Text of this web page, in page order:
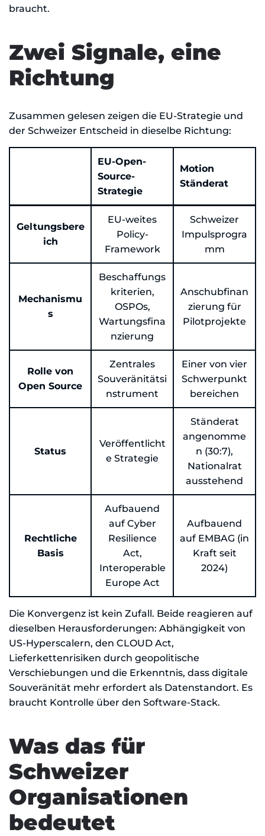
braucht.
Zwei Signale, eine
Richtung
Zusammen gelesen zeigen die EU-Strategie und
der Schweizer Entscheid in dieselbe Richtung:
EU-Open-
Source-
Strategie
Motion
Ständerat
Geltungsbere
ich
EU-weites
Policy-
Framework
Schweizer
Impulsprogra
mm
Mechanismu
s
Beschaffungs
kriterien,
OSPOs,
Wartungsfina
nzierung
Anschubfinan
zierung für
Pilotprojekte
Rolle von
Open Source
Zentrales
Souveränitätsi
nstrument
Einer von vier
Schwerpunkt
bereichen
Status
Veröffentlicht
e Strategie
Ständerat
angenomme
n (30:7),
Nationalrat
ausstehend
Rechtliche
Basis
Aufbauend
auf Cyber
Resilience
Act,
Interoperable
Europe Act
Aufbauend
auf EMBAG (in
Kraft seit
2024)
Die Konvergenz ist kein Zufall. Beide reagieren auf
dieselben Herausforderungen: Abhängigkeit von
US-Hyperscalern, den CLOUD Act,
Lieferkettenrisiken durch geopolitische
Verschiebungen und die Erkenntnis, dass digitale
Souveränität mehr erfordert als Datenstandort. Es
braucht Kontrolle über den Software-Stack.
Was das für
Schweizer
Organisationen
bedeutet